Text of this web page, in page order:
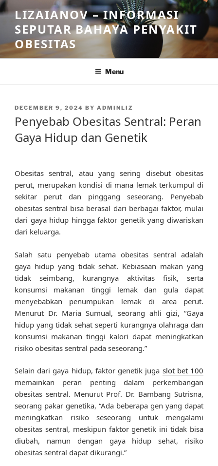
Skip
to
content
LIZAIANOV – INFORMASI
SEPUTAR BAHAYA PENYAKIT
OBESITAS
Menu
POSTED
DECEMBER 9, 2024 BY ADMINLIZ
Penyebab Obesitas Sentral: Peran
Gaya Hidup dan Genetik
Obesitas sentral, atau yang sering disebut obesitas
perut, merupakan kondisi di mana lemak terkumpul di
sekitar perut dan pinggang seseorang. Penyebab
obesitas sentral bisa berasal dari berbagai faktor, mulai
dari gaya hidup hingga faktor genetik yang diwariskan
dari keluarga.
Salah satu penyebab utama obesitas sentral adalah
gaya hidup yang tidak sehat. Kebiasaan makan yang
tidak seimbang, kurangnya aktivitas fisik, serta
konsumsi makanan tinggi lemak dan gula dapat
menyebabkan penumpukan lemak di area perut.
Menurut Dr. Maria Sumual, seorang ahli gizi, “Gaya
hidup yang tidak sehat seperti kurangnya olahraga dan
konsumsi makanan tinggi kalori dapat meningkatkan
risiko obesitas sentral pada seseorang.”
Selain dari gaya hidup, faktor genetik juga slot bet 100
memainkan peran penting dalam perkembangan
obesitas sentral. Menurut Prof. Dr. Bambang Sutrisna,
seorang pakar genetika, “Ada beberapa gen yang dapat
meningkatkan risiko seseorang untuk mengalami
obesitas sentral, meskipun faktor genetik ini tidak bisa
diubah, namun dengan gaya hidup sehat, risiko
obesitas sentral dapat dikurangi.”